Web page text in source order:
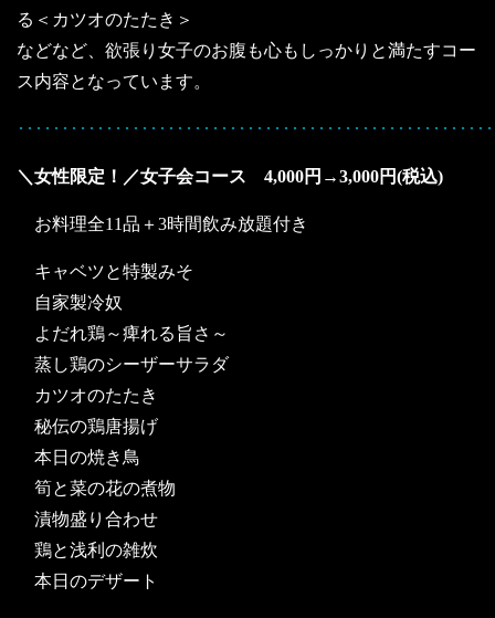
る＜カツオのたたき＞
などなど、欲張り女子のお腹も心もしっかりと満たすコー
ス内容となっています。
･････････････････････････････････････････････････････
＼女性限定！／女子会コース 4,000円→3,000円(税込)
お料理全11品＋3時間飲み放題付き
キャベツと特製みそ
自家製冷奴
よだれ鶏～痺れる旨さ～
蒸し鶏のシーザーサラダ
カツオのたたき
秘伝の鶏唐揚げ
本日の焼き鳥
筍と菜の花の煮物
漬物盛り合わせ
鶏と浅利の雑炊
本日のデザート